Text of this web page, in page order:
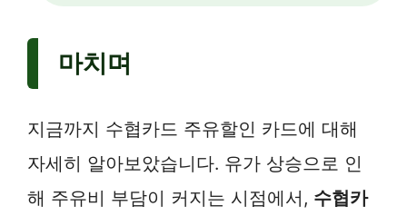
마치며
지금까지 수협카드 주유할인 카드에 대해
자세히 알아보았습니다. 유가 상승으로 인
해 주유비 부담이 커지는 시점에서, 수협카